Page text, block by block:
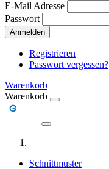
E-Mail Adresse
Passwort
Anmelden
Registrieren
Passwort vergessen?
Warenkorb
Warenkorb
Schnittmuster